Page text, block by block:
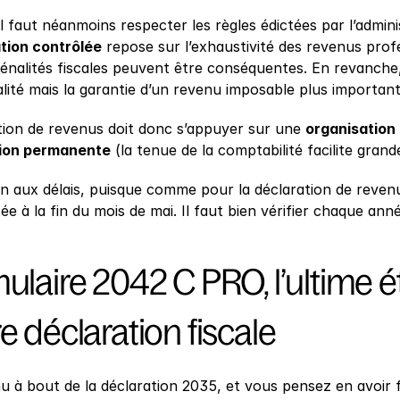
néanmoins respecter les règles édictées par
contrôlée repose sur l’exhaustivité des revenus
fiscales peuvent être conséquentes. En
mais la garantie d’un revenu imposable plus
de revenus doit donc s’appuyer sur une organisation
permanente (la tenue de la comptabilité facilite
aux délais, puisque comme pour la déclaration de
à la fin du mois de mai. Il faut bien vérifier chaque
2042 C PRO, l’ultime
déclaration fiscale
à bout de la déclaration 2035, et vous pensez en